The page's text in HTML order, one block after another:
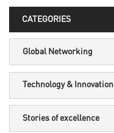
CATEGORIES
Global Networking
Technology & Innovation
Stories of excellence